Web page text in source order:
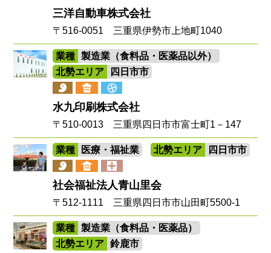
三洋自動車株式会社
〒516-0051 三重県伊勢市上地町1040
業種
製造業（食料品・医薬品以外）
北勢エリア
四日市市
水九印刷株式会社
〒510-0013 三重県四日市市富士町1－147
業種 医療・福祉業 北勢エリア 四日市市
社会福祉法人青山里会
〒512-1111 三重県四日市市山田町5500-1
業種
製造業（食料品・医薬品）
北勢エリア
鈴鹿市